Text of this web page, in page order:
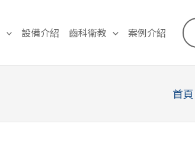
設備介紹 齒科衛教 案例介紹
首頁